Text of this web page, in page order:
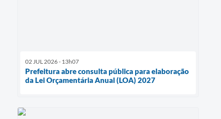
02 JUL 2026 - 13h07
Prefeitura abre consulta pública para elaboração
da Lei Orçamentária Anual (LOA) 2027